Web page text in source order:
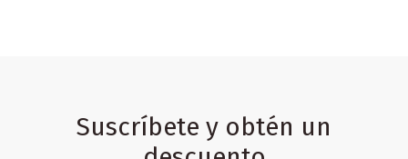
Suscríbete y obtén un